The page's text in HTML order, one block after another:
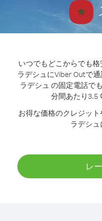
いつでもどこからでも
ラデシュにViber Outで通
ラデシュ の固定電話で
分間あたり3.5
お得な価格のクレジッ
ラデシュ
レ